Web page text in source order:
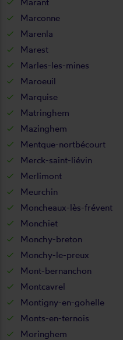
Marconne
Marenla
Marest
Marles-les-mines
Maroeuil
Marquise
Matringhem
Mazinghem
Mentque-nortbécourt
Merck-saint-liévin
Merlimont
Meurchin
Moncheaux-lès-frévent
Monchiet
Monchy-breton
Monchy-le-preux
Mont-bernanchon
Montcavrel
Montigny-en-gohelle
Monts-en-ternois
Moringhem